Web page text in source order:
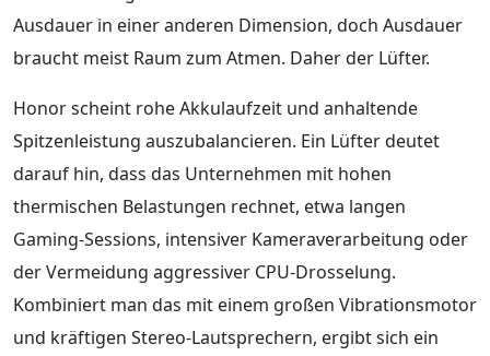
Ausdauer in einer anderen Dimension, doch Ausdauer
braucht meist Raum zum Atmen. Daher der Lüfter.
Honor scheint rohe Akkulaufzeit und anhaltende
Spitzenleistung auszubalancieren. Ein Lüfter deutet
darauf hin, dass das Unternehmen mit hohen
thermischen Belastungen rechnet, etwa langen
Gaming-Sessions, intensiver Kameraverarbeitung oder
der Vermeidung aggressiver CPU-Drosselung.
Kombiniert man das mit einem großen Vibrationsmotor
und kräftigen Stereo-Lautsprechern, ergibt sich ein